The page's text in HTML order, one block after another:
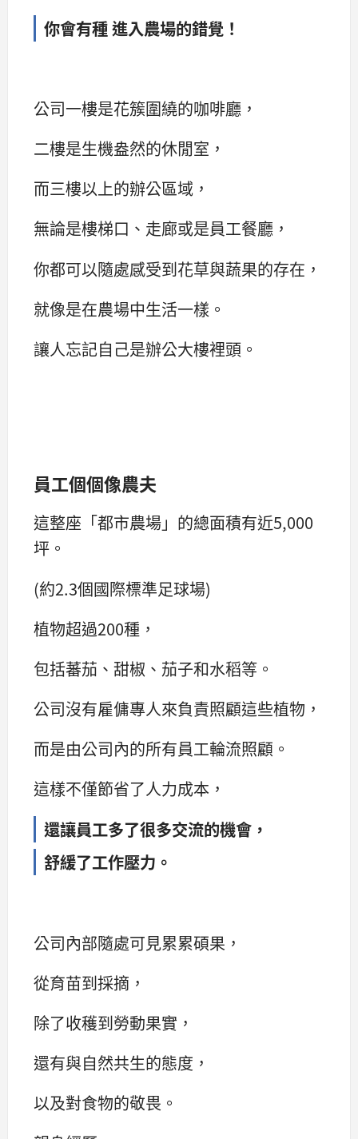
你會有種 進入農場的錯覺！
公司一樓是花簇圍繞的咖啡廳，
二樓是生機盎然的休閒室，
而三樓以上的辦公區域，
無論是樓梯口、走廊或是員工餐廳，
你都可以隨處感受到花草與蔬果的存在，
就像是在農場中生活一樣。
讓人忘記自己是辦公大樓裡頭。
員工個個像農夫
這整座「都市農場」的總面積有近5,000
坪。
(約2.3個國際標準足球場)
植物超過200種，
包括蕃茄、甜椒、茄子和水稻等。
公司沒有雇傭專人來負責照顧這些植物，
而是由公司內的所有員工輪流照顧。
這樣不僅節省了人力成本，
還讓員工多了很多交流的機會，
舒緩了工作壓力。
公司內部隨處可見累累碩果，
從育苗到採摘，
除了收穫到勞動果實，
還有與自然共生的態度，
以及對食物的敬畏。